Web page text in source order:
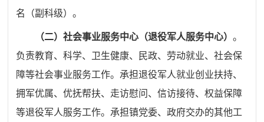
名（副科级）。
（二）社会事业服务中心（退役军人服务中心）。
负责教育、科学、卫生健康、民政、劳动就业、社会保
障等社会事业服务工作。承担退役军人就业创业扶持、
拥军优属、优抚帮扶、走访慰问、信访接待、权益保障
等退役军人服务工作。承担镇党委、政府交办的其他工